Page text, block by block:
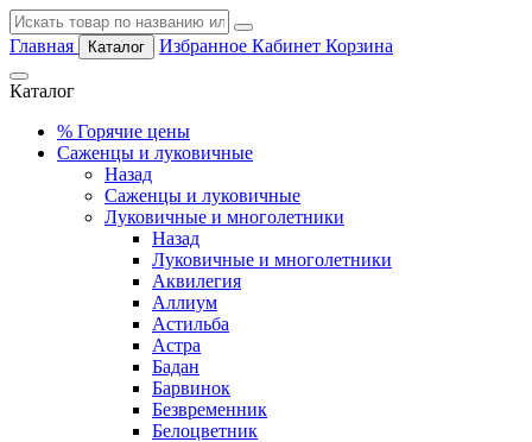
Главная Каталог Избранное Кабинет Корзина
Каталог
% Горячие цены
Саженцы и луковичные
Назад
Саженцы и луковичные
Луковичные и многолетники
Назад
Луковичные и многолетники
Аквилегия
Аллиум
Астильба
Астра
Бадан
Барвинок
Безвременник
Белоцветник